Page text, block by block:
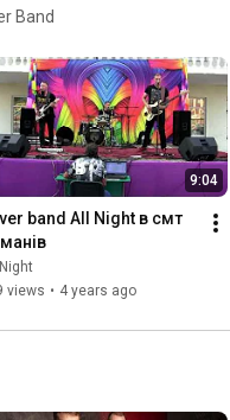
Band
9:04
band All Night в смт
views • 4 years ago